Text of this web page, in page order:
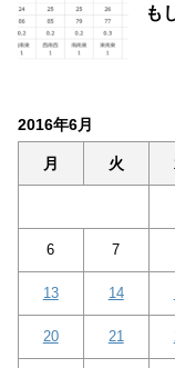
も
2016年6月
月 火
6 7
13 14
20 21